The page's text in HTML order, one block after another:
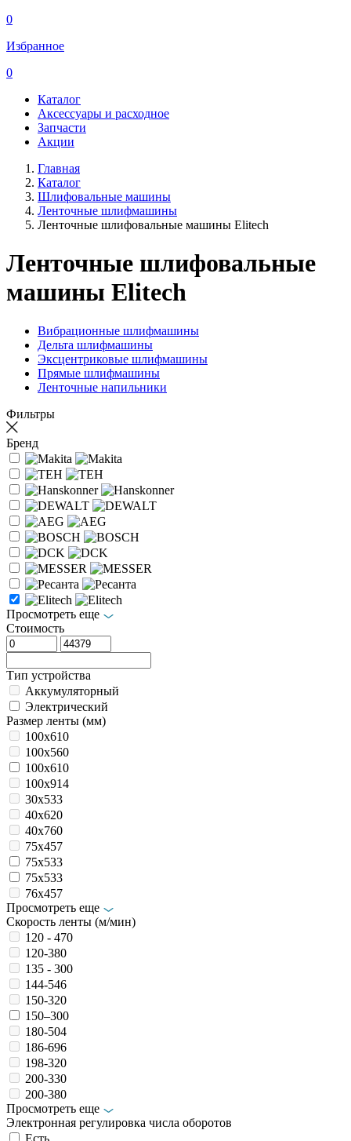
0
Избранное
0
Каталог
Аксессуары и расходное
Запчасти
Акции
Главная
Каталог
Шлифовальные машины
Ленточные шлифмашины
Ленточные шлифовальные машины Elitech
Ленточные шлифовальные
машины Elitech
Вибрационные шлифмашины
Дельта шлифмашины
Эксцентриковые шлифмашины
Прямые шлифмашины
Ленточные напильники
Фильтры
Бренд
Просмотреть еще
Стоимость
Тип устройства
Аккумуляторный
Электрический
Размер ленты (мм)
100x610
100х560
100х610
100х914
30х533
40х620
40х760
75х457
75х533
75х533
76x457
Просмотреть еще
Скорость ленты (м/мин)
120 - 470
120-380
135 - 300
144-546
150-320
150–300
180-504
186-696
198-320
200-330
200-380
Просмотреть еще
Электронная регулировка числа оборотов
Есть